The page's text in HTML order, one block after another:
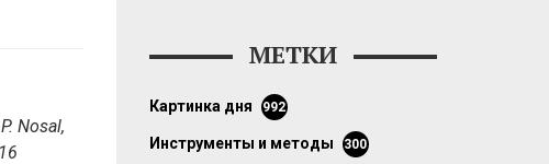
Nosal,
МЕТКИ
картинка дня 992
инструменты и методы 300